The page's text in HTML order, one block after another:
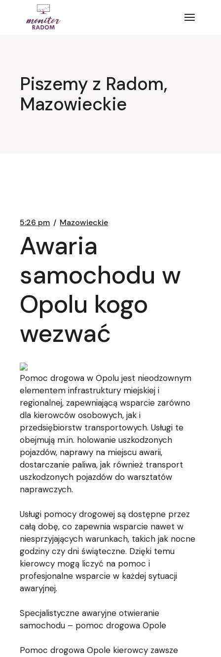
Piszemy z Radom,
Mazowieckie
5:26 pm Mazowieckie
Awaria
samochodu w
Opolu kogo
wezwać
Pomoc drogowa w Opolu jest nieodzownym
elementem infrastruktury miejskiej i
regionalnej, zapewniającą wsparcie zarówno
dla kierowców osobowych, jak i
przedsiębiorstw transportowych. Usługi te
obejmują m.in. holowanie uszkodzonych
pojazdów, naprawy na miejscu awarii,
dostarczanie paliwa, jak również transport
uszkodzonych pojazdów do warsztatów
naprawczych.
Usługi pomocy drogowej są dostępne przez
całą dobę, co zapewnia wsparcie nawet w
niesprzyjających warunkach, takich jak nocne
godziny czy dni świąteczne. Dzięki temu
kierowcy mogą liczyć na pomoc i
profesjonalne wsparcie w każdej sytuacji
awaryjnej.
Specjalistyczne awaryjne otwieranie
samochodu – pomoc drogowa Opole
Pomoc drogowa Opole kierowcy zawsze